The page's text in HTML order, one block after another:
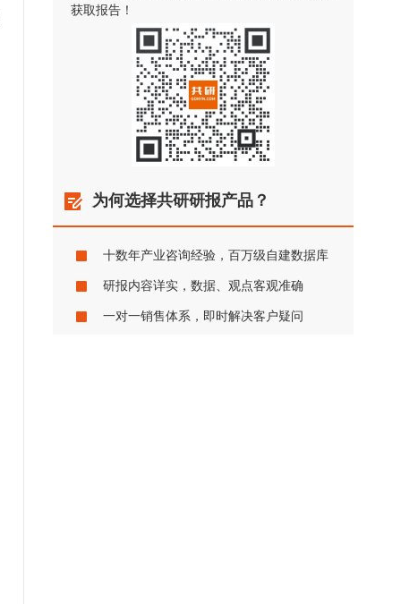
获取报告！
为何选择共研研报产品？
十数年产业咨询经验，百万级自建数据库
研报内容详实，数据、观点客观准确
一对一销售体系，即时解决客户疑问